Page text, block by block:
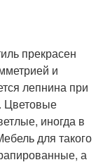
прекрасен
и
лепнина при
Цветовые
иногда в
для такого
а